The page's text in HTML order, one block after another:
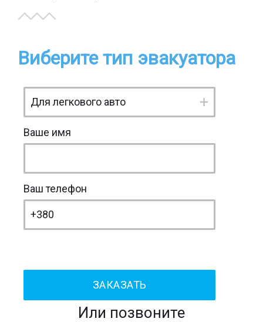
Виберите тип эвакуатора
Ваше имя
Ваш телефон
Или позвоните